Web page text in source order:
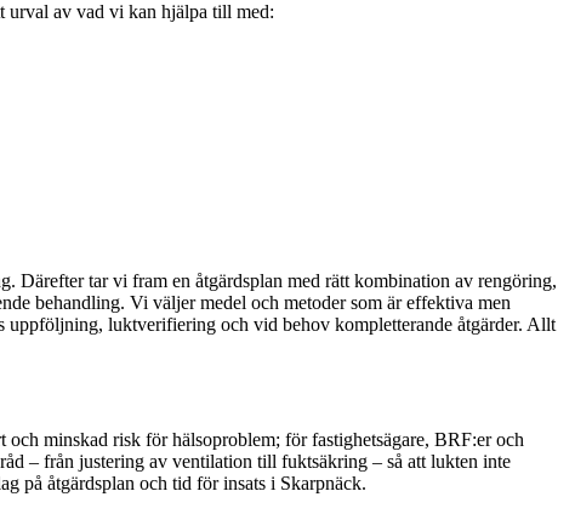
urval av vad vi kan hjälpa till med:
Därefter tar vi fram en åtgärdsplan med rätt kombination av rengöring,
behandling. Vi väljer medel och metoder som är effektiva men
uppföljning, luktverifiering och vid behov kompletterande åtgärder. Allt
minskad risk för hälsoproblem; för fastighetsägare, BRF:er och
– från justering av ventilation till fuktsäkring – så att lukten inte
på åtgärdsplan och tid för insats i Skarpnäck.